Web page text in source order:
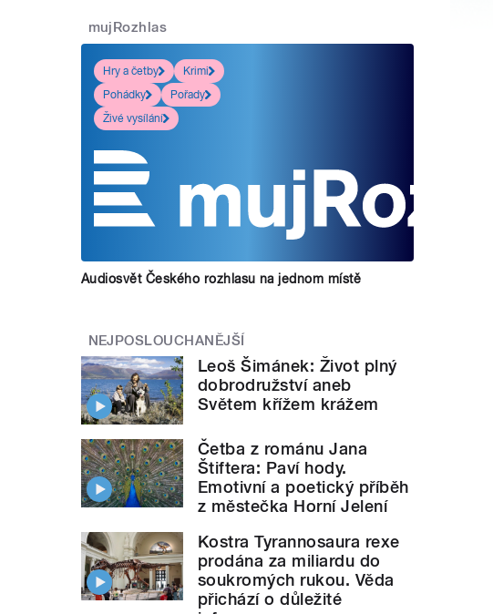
mujRozhlas
Hry a četby
Krimi
Pohádky
Pořady
Živé vysílání
Audiosvět Českého rozhlasu na jednom místě
NEJPOSLOUCHANĚJŠÍ
Leoš Šimánek: Život plný
dobrodružství aneb
Světem křížem krážem
Četba z románu Jana
Štiftera: Paví hody.
Emotivní a poetický příběh
z městečka Horní Jelení
Kostra Tyrannosaura rexe
prodána za miliardu do
soukromých rukou. Věda
přichází o důležité